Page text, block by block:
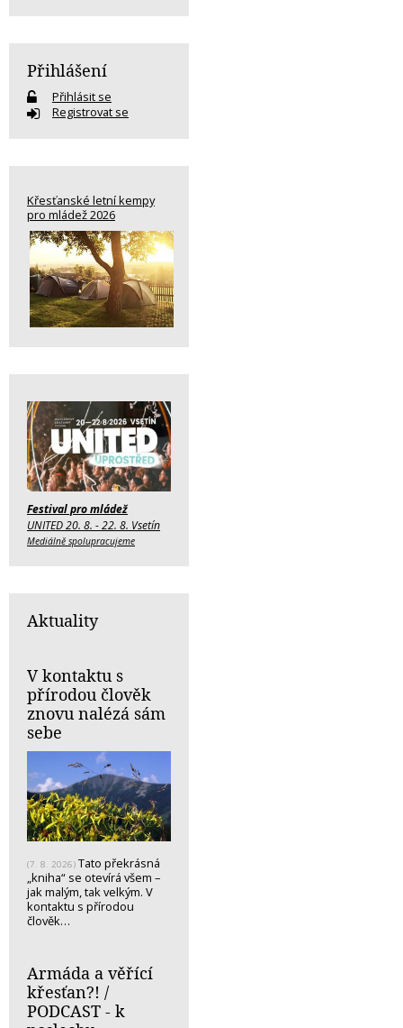
Přihlášení
Přihlásit se
Registrovat se
Křesťanské letní kempy
pro mládež 2026
Festival pro mládež
UNITED 20. 8. - 22. 8. Vsetín
Mediálně spolupracujeme
Aktuality
V kontaktu s
přírodou člověk
znovu nalézá sám
sebe
(7. 8. 2026) Tato překrásná
„kniha“ se otevírá všem –
jak malým, tak velkým. V
kontaktu s přírodou
člověk…
Armáda a věřící
křesťan?! /
PODCAST - k